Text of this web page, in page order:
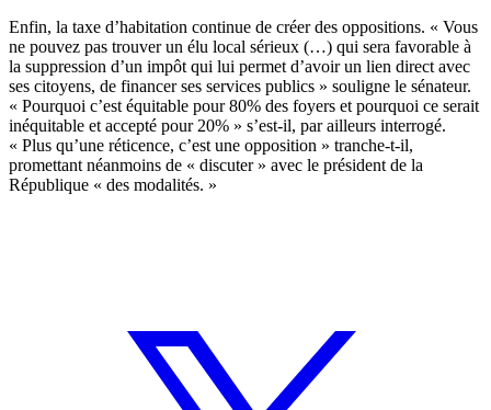
Enfin, la taxe d’habitation continue de créer des oppositions. « Vous
ne pouvez pas trouver un élu local sérieux (…) qui sera favorable à
la suppression d’un impôt qui lui permet d’avoir un lien direct avec
ses citoyens, de financer ses services publics » souligne le sénateur.
« Pourquoi c’est équitable pour 80% des foyers et pourquoi ce serait
inéquitable et accepté pour 20% » s’est-il, par ailleurs interrogé.
« Plus qu’une réticence, c’est une opposition » tranche-t-il,
promettant néanmoins de « discuter » avec le président de la
République « des modalités. »